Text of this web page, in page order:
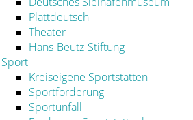
Plattdeutsch
Theater
Hans-Beutz-Stiftung
Sport
Kreiseigene Sportstätten
Sportförderung
Sportunfall